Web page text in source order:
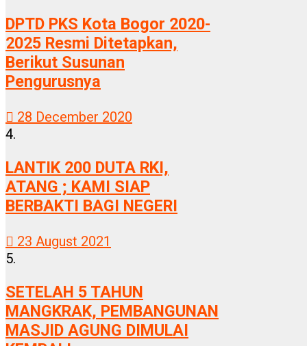
DPTD PKS Kota Bogor 2020-
2025 Resmi Ditetapkan,
Berikut Susunan
Pengurusnya
28 December 2020
4.
LANTIK 200 DUTA RKI,
ATANG ; KAMI SIAP
BERBAKTI BAGI NEGERI
23 August 2021
5.
SETELAH 5 TAHUN
MANGKRAK, PEMBANGUNAN
MASJID AGUNG DIMULAI